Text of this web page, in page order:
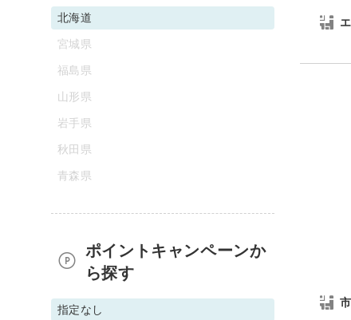
北海道
宮城県
福島県
山形県
岩手県
秋田県
青森県
ポイントキャンペーンか
ら探す
指定なし